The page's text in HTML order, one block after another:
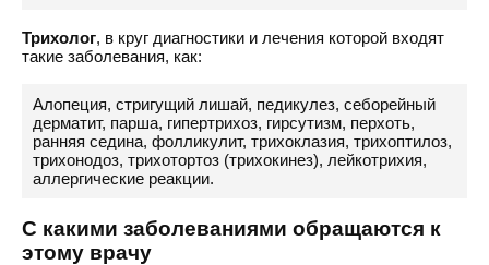
Трихолог, в круг диагностики и лечения которой входят
такие заболевания, как:
Алопеция, стригущий лишай, педикулез, себорейный
дерматит, парша, гипертрихоз, гирсутизм, перхоть,
ранняя седина, фолликулит, трихоклазия, трихоптилоз,
трихонодоз, трихотортоз (трихокинез), лейкотрихия,
аллергические реакции.
С какими заболеваниями обращаются к
этому врачу